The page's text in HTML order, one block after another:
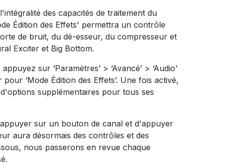
des capacités de traitement du
Édition des Effets' permettra un contrôle
de bruit, du dé-esseur, du compresseur et
Exciter et Big Bottom.
sur ‘Paramètres’ > ‘Avancé’ > ‘Audio’
‘Mode Édition des Effets’. Une fois activé,
supplémentaires pour tous ses
sur un bouton de canal et d'appuyer
aura désormais des contrôles et des
nous passerons en revue chaque